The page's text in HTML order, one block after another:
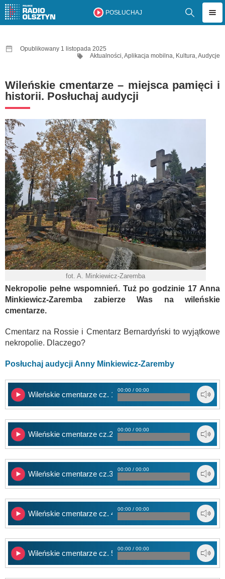
POSŁUCHAJ
Opublikowany 1 listopada 2025
Aktualności,Aplikacja mobilna, Kultura,Audycje
Wileńskie cmentarze – miejsca pamięci i
historii. Posłuchaj audycji
fot. A. Minkiewicz-Zaremba
Nekropolie pełne wspomnień. Tuż po godzinie 17 Anna
Minkiewicz-Zaremba zabierze Was na wileńskie
cmentarze.
Cmentarz na Rossie i Cmentarz Bernardyński to wyjątkowe
nekropolie. Dlaczego?
Posłuchaj audycji Anny Minkiewicz-Zaremby
Wileńskie cmentarze cz. 1 – Powitanie
00:00 / 00:00
Wileńskie cmentarze cz.2 – Cmentarz na Rossie – Matka i
00:00 / 00:00
Wileńskie cmentarze cz.3 – Cmentarz na Rossie – Anioł
00:00 / 00:00
Wileńskie cmentarze cz. 4 – Cmentarz Bernardyński – O
00:00 / 00:00
Wileńskie cmentarze cz. 5 – Cmentarz Bernardyński –
00:00 / 00:00